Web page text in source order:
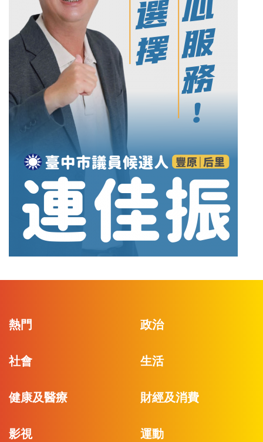
熱門 政治
社會 生活
健康及醫療 財經及消費
影視 運動